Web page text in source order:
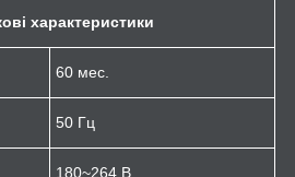
характеристики
60 мес.
50 Гц
180~264 В